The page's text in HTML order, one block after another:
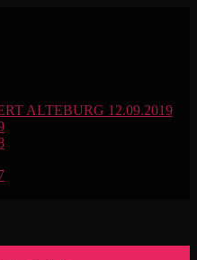
ALTEBURG 12.09.2019